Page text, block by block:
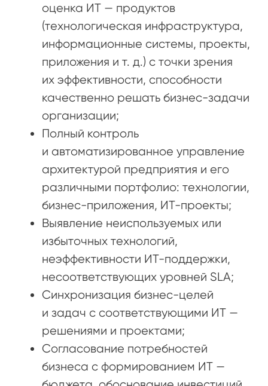
оценка ИТ — продуктов
(технологическая инфраструктура,
информационные системы, проекты,
приложения и т. д.) с точки зрения
их эффективности, способности
качественно решать бизнес-задачи
организации;
Полный контроль
и автоматизированное управление
архитектурой предприятия и его
различными портфолио: технологии,
бизнес-приложения, ИТ-проекты;
Выявление неиспользуемых или
избыточных технологий,
неэффективности ИТ-поддержки,
несоответствующих уровней SLA;
Синхронизация бизнес-целей
и задач с соответствующими ИТ —
решениями и проектами;
Согласование потребностей
бизнеса с формированием ИТ —